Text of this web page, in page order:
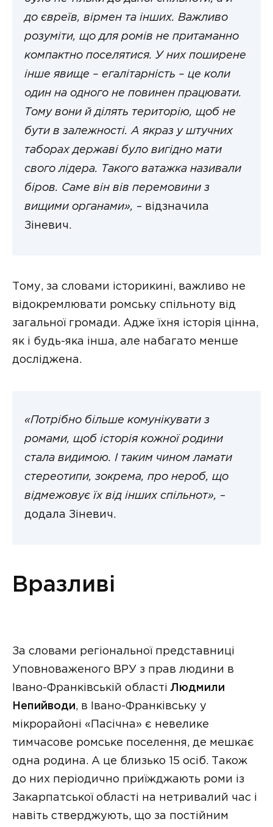
до євреїв, вірмен та інших. Важливо
розуміти, що для ромів не притаманно
компактно поселятися. У них поширене
інше явище – егалітарність – це коли
один на одного не повинен працювати.
Тому вони й ділять територію, щоб не
бути в залежності. А якраз у штучних
таборах державі було вигідно мати
свого лідера. Такого ватажка називали
біров. Саме він вів перемовини з
вищими органами», – відзначила
Зіневич.
Тому, за словами історикині, важливо не
відокремлювати ромську спільноту від
загальної громади. Адже їхня історія цінна,
як і будь-яка інша, але набагато менше
досліджена.
«Потрібно більше комунікувати з
ромами, щоб історія кожної родини
стала видимою. І таким чином ламати
стереотипи, зокрема, про нероб, що
відмежовує їх від інших спільнот», –
додала Зіневич.
Вразливі
За словами регіональної представниці
Уповноваженого ВРУ з прав людини в
Івано-Франківській областіЛюдмили
Непийводи, в Івано-Франківську у
мікрорайоні «Пасічна» є невелике
тимчасове ромське поселення, де мешкає
одна родина. А це близько 15 осіб. Також
до них періодично приїжджають роми із
Закарпатської області на нетривалий час і
навіть стверджують, що за постійним